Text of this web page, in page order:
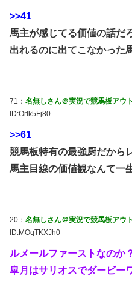
>>41
馬主が感じてる価値の話だ
出れるのに出てこなかった
71： 名無しさん＠実況で競馬板アウト
ID:OrIk5Fj80
>>61
競馬板特有の最強厨だから
馬主目線の価値観なんて一
20： 名無しさん＠実況で競馬板アウト
ID:MOqTKXJh0
ルメールファーストなのか
皐月はサリオスでダービー